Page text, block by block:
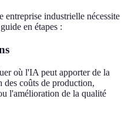
entreprise industrielle nécessite
en étapes :
où l'IA peut apporter de la
coûts de production,
l'amélioration de la qualité